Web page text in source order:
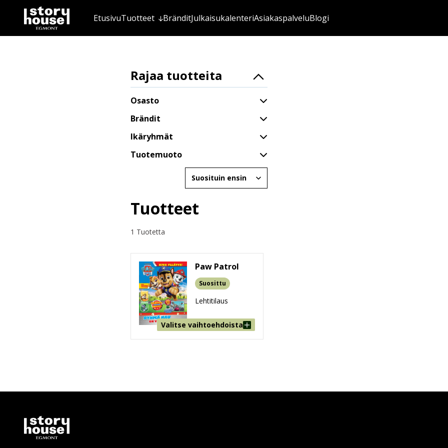
EtusivuTuotteet BränditJulkaisukalenteriAsiakaspalveluBlogi
Rajaa tuotteita
Osasto
Brändit
Ikäryhmät
Tuotemuoto
Järjestä
Tuotteet
1 Tuotetta
Paw Patrol
Suosittu
Lehtitilaus
Valitse vaihtoehdoista